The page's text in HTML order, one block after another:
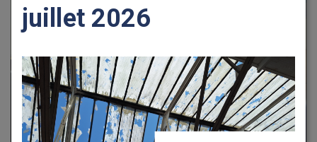
juillet 2026